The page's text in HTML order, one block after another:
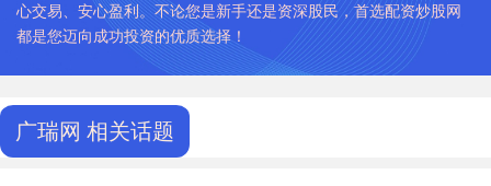
心交易、安心盈利。不论您是新手还是资深股民，首选配资炒股网
都是您迈向成功投资的优质选择！
广瑞网 相关话题